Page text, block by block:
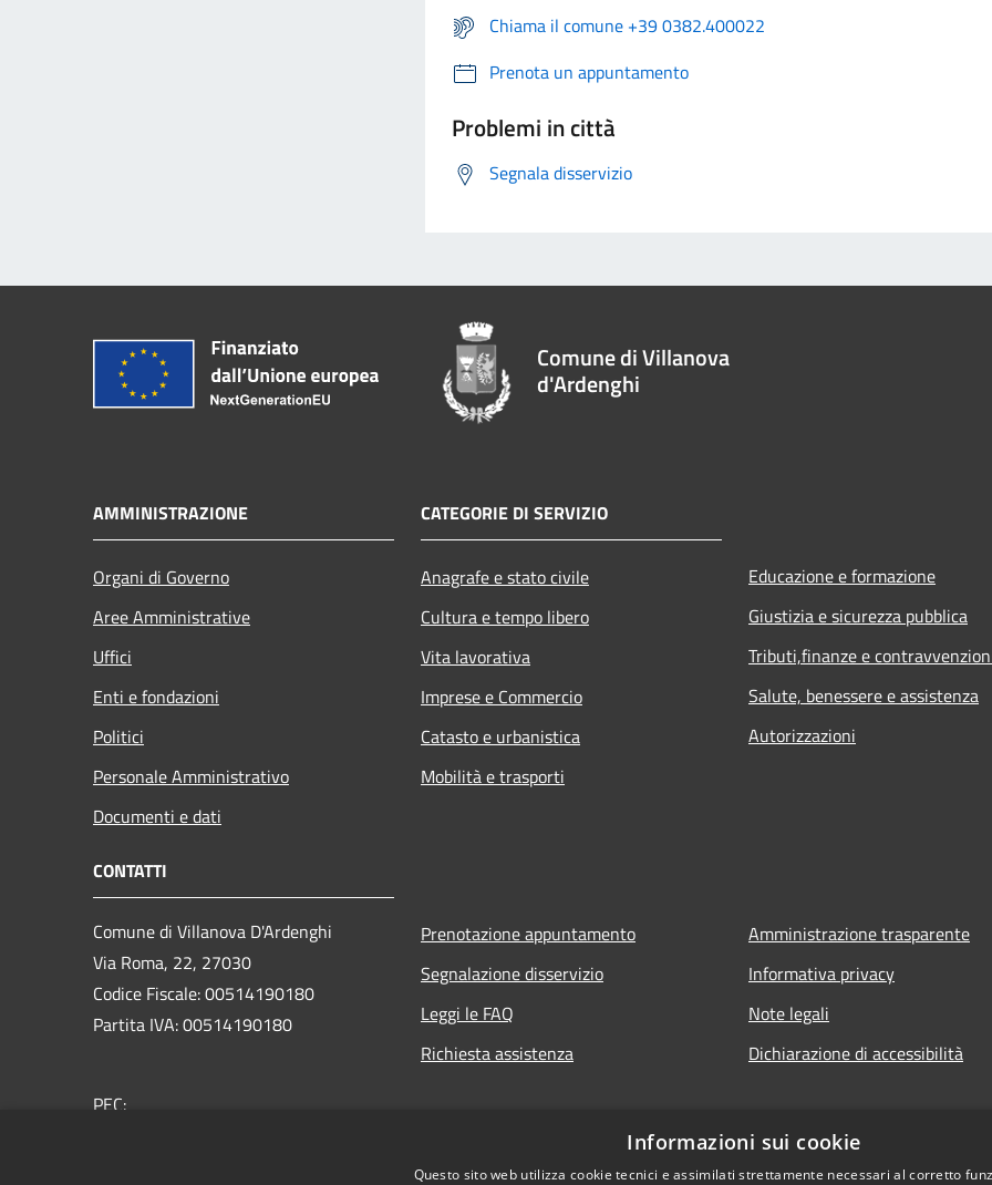
Chiama il comune +39 0382.400022
Prenota un appuntamento
Problemi in città
Segnala disservizio
Comune di Villanova
d'Ardenghi
AMMINISTRAZIONE
Organi di Governo
Aree Amministrative
Uffici
Enti e fondazioni
Politici
Personale Amministrativo
Documenti e dati
CATEGORIE DI SERVIZIO
Anagrafe e stato civile
Cultura e tempo libero
Vita lavorativa
Imprese e Commercio
Catasto e urbanistica
Mobilità e trasporti
Educazione e formazione
Giustizia e sicurezza pubblica
Tributi,finanze e
Salute, benessere e assistenza
Autorizzazioni
CONTATTI
Comune di Villanova D'Ardenghi
Via Roma, 22, 27030
Codice Fiscale: 00514190180
Partita IVA: 00514190180
PEC:
Prenotazione appuntamento
Segnalazione disservizio
Leggi le FAQ
Richiesta assistenza
Amministrazione trasparente
Informativa privacy
Note legali
Dichiarazione di accessibilità
Informazioni sui cookie
Questo sito web utilizza cookie tecnici e assimilati strettamente necessari al corretto